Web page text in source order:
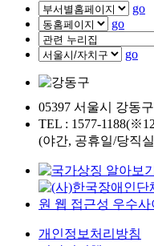
go
go
go
05397 서울시 강동
TEL : 1577-
(야간, 공휴일/당직
개인정보처리방침